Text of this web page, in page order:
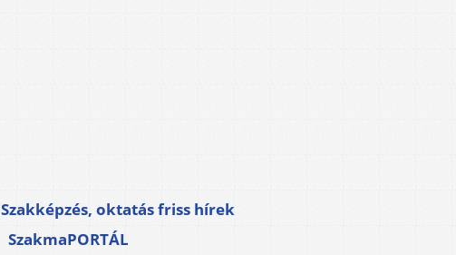
Szakképzés, oktatás friss hírek
SzakmaPORTÁL